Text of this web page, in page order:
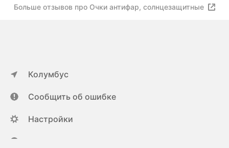
Больше отзывов про Очки антифар, солнцезащитные
Колумбус
Сообщить об ошибке
Настройки